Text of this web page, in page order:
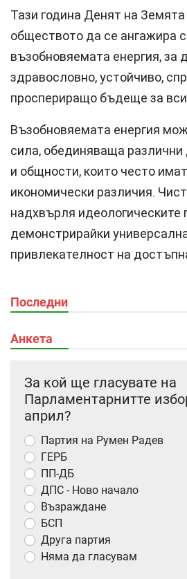
Тази година Денят на
обществото да се ангажира
възобновяемата енергия, за
здравословно, устойчиво,
проспериращо бъдеще за
Възобновяемата енергия
сила, обединяваща
и общности, които често
икономически различия.
надхвърля идеологическите
демонстрирайки
привлекателност на
Последни
Анкета
За кой ще гласувате на
Парламентарнитте
април?
Партия на Румен Радев
ГЕРБ
ПП-ДБ
ДПС - Ново начало
Възраждане
БСП
Друга партия
Няма да гласувам